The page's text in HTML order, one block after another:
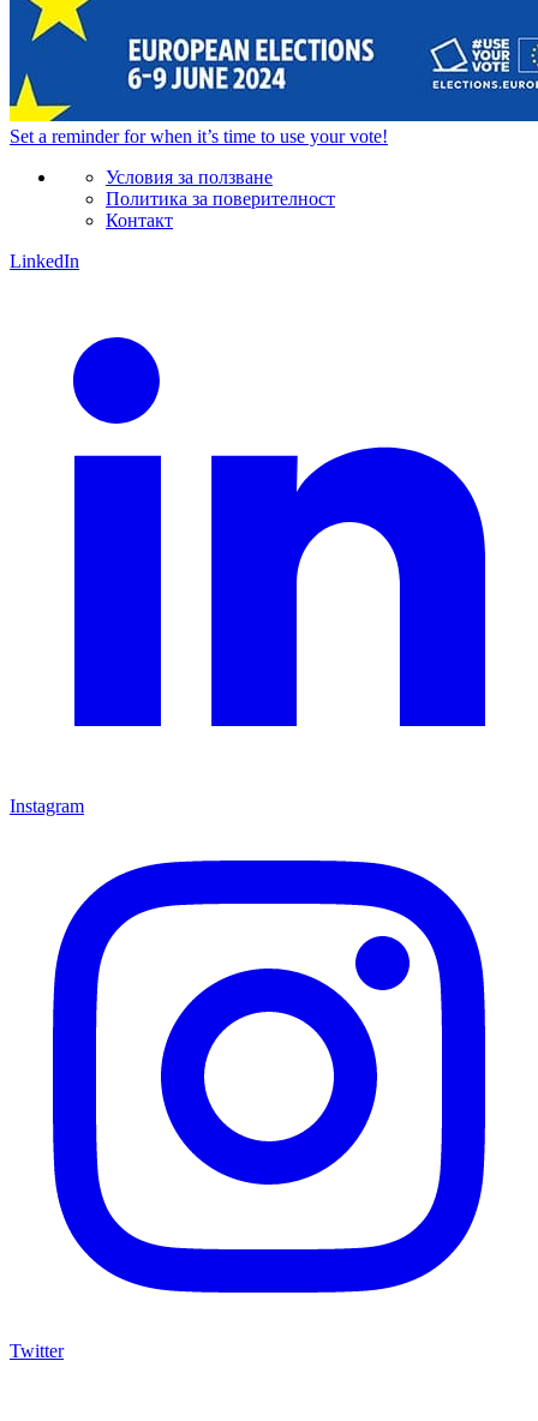
Set a reminderfor when it’s time to use your vote!
Условия за ползване
Политика за поверителност
Контакт
LinkedIn
Instagram
Twitter